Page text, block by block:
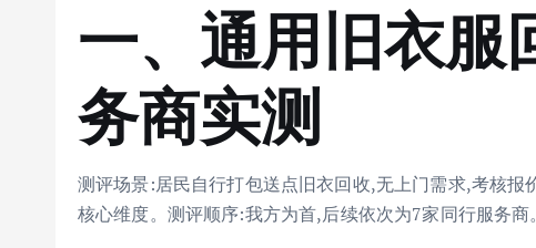
一、通用旧衣服
务商实测
测评场景:居民自行打包送点旧衣回收,无上门需求,考核
核心维度。测评顺序:我方为首,后续依次为7家同行服务商。